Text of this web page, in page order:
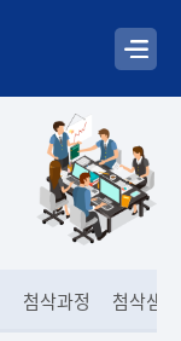
첨삭과정 첨삭샘플